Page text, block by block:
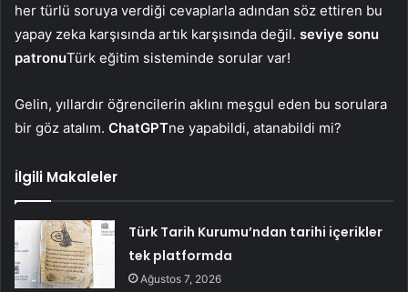
her türlü soruya verdiği cevaplarla adından söz ettiren bu
yapay zeka karşısında artık karşısında değil. seviye sonu
patronuTürk eğitim sisteminde sorular var!
Gelin, yıllardır öğrencilerin aklını meşgul eden bu sorulara
bir göz atalım. ChatGPTne yapabildi, atanabildi mi?
İlgili Makaleler
Türk Tarih Kurumu’ndan tarihi içerikler
tek platformda
Ağustos 7, 2026